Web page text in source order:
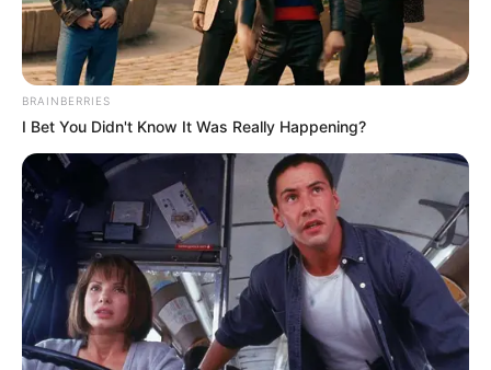
Untuk kariernya sebagai model, ia didapuk sebagai pembawa
acara dalam acara pemilihan model hits, Indonesia Next Top
Model yang ditayangkan di Net TV.
Baca juga:Biodata, Profil, dan Fakta Cathy Sharon
BRAINBERRIES
I Bet You Didn't Know It Was Really Happening?